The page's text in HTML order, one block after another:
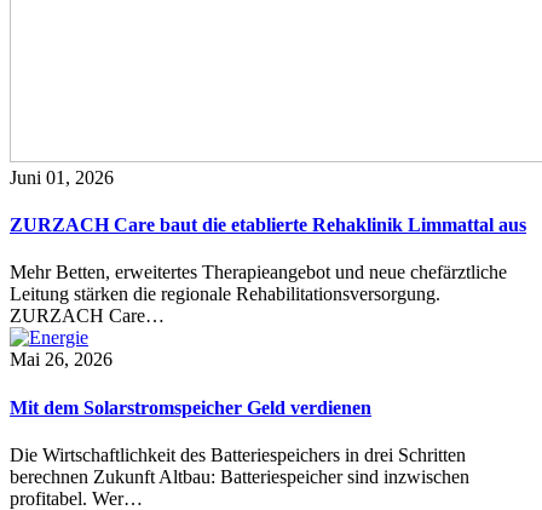
Juni 01, 2026
ZURZACH Care baut die etablierte Rehaklinik Limmattal aus
Mehr Betten, erweitertes Therapieangebot und neue chefärztliche
Leitung stärken die regionale Rehabilitationsversorgung.
ZURZACH Care…
Mai 26, 2026
Mit dem Solarstromspeicher Geld verdienen
Die Wirtschaftlichkeit des Batteriespeichers in drei Schritten
berechnen Zukunft Altbau: Batteriespeicher sind inzwischen
profitabel. Wer…